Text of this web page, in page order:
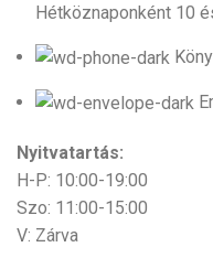
Hétköznaponként 10
Nyitvatartás:
H-P: 10:00-19:00
Szo: 11:00-15:00
V: Zárva